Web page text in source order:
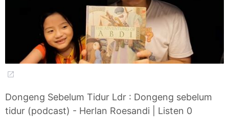
Dongeng Sebelum Tidur Ldr : Dongeng sebelum
tidur (podcast) - Herlan Roesandi | Listen 0